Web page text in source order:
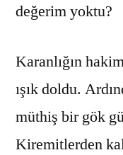
değerim yoktu?
Karanlığın
ışık doldu.
müthiş bir gök
Kiremitlerden